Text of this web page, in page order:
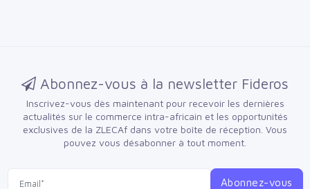
Abonnez-vous à la newsletter Fideros
Inscrivez-vous dès maintenant pour recevoir les dernières
actualités sur le commerce intra-africain et les opportunités
exclusives de la ZLECAf dans votre boîte de réception. Vous
pouvez vous désabonner à tout moment.
Abonnez-vous